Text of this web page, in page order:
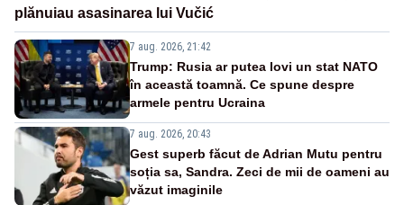
plănuiau asasinarea lui Vučić
7 aug. 2026, 21:42
Trump: Rusia ar putea lovi un stat NATO
în această toamnă. Ce spune despre
armele pentru Ucraina
7 aug. 2026, 20:43
Gest superb făcut de Adrian Mutu pentru
soția sa, Sandra. Zeci de mii de oameni au
văzut imaginile